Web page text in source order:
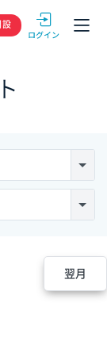
GMOクリック
設
翌月